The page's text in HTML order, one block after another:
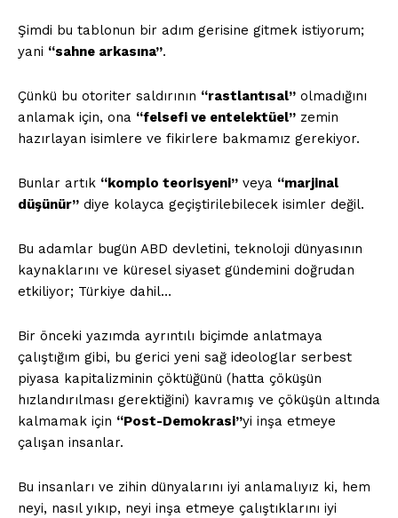
Şimdi bu tablonun bir adım gerisine gitmek istiyorum;
yani “sahne arkasına”.
Çünkü bu otoriter saldırının “rastlantısal” olmadığını
anlamak için, ona “felsefi ve entelektüel” zemin
hazırlayan isimlere ve fikirlere bakmamız gerekiyor.
Bunlar artık “komplo teorisyeni” veya “marjinal
düşünür” diye kolayca geçiştirilebilecek isimler değil.
Bu adamlar bugün ABD devletini, teknoloji dünyasının
kaynaklarını ve küresel siyaset gündemini doğrudan
etkiliyor; Türkiye dahil…
Bir önceki yazımda ayrıntılı biçimde anlatmaya
çalıştığım gibi, bu gerici yeni sağ ideologlar serbest
piyasa kapitalizminin çöktüğünü (hatta çöküşün
hızlandırılması gerektiğini) kavramış ve çöküşün altında
kalmamak için “Post-Demokrasi”yi inşa etmeye
çalışan insanlar.
Bu insanları ve zihin dünyalarını iyi anlamalıyız ki, hem
neyi, nasıl yıkıp, neyi inşa etmeye çalıştıklarını iyi